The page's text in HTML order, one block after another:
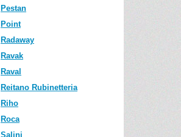
Pestan
Point
Radaway
Ravak
Raval
Reitano Rubinetteria
Riho
Roca
Salini